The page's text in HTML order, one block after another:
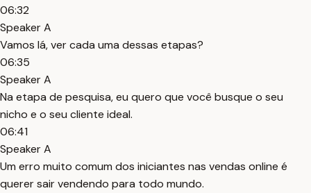
06:32
Speaker A
Vamos lá, ver cada uma dessas etapas?
06:35
Speaker A
Na etapa de pesquisa, eu quero que você busque o seu
nicho e o seu cliente ideal.
06:41
Speaker A
Um erro muito comum dos iniciantes nas vendas online é
querer sair vendendo para todo mundo.